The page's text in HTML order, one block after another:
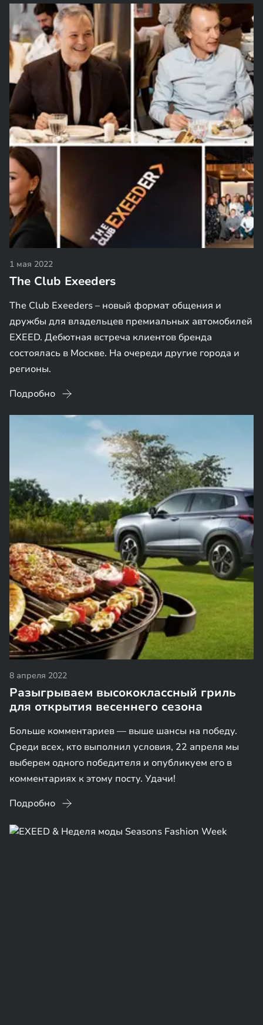
1 мая 2022
The Club Exeeders
The Club Exeeders – новый формат общения и
дружбы для владельцев премиальных автомобилей
EXEED. Дебютная встреча клиентов бренда
состоялась в Москве. На очереди другие города и
регионы.
Подробно
8 апреля 2022
Разыгрываем высококлассный гриль
для открытия весеннего сезона
Больше комментариев — выше шансы на победу.
Среди всех, кто выполнил условия, 22 апреля мы
выберем одного победителя и опубликуем его в
комментариях к этому посту. Удачи!
Подробно